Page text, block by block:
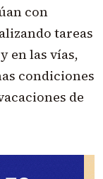
con
tareas
en las vías,
condiciones
de